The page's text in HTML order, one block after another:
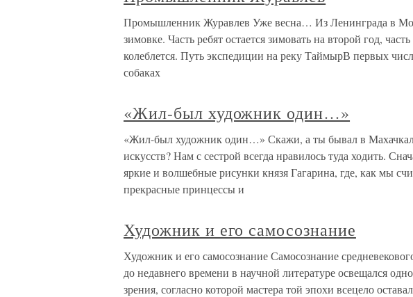
Промышленник Журавлев Уже весна… Из Ленинграда в
зимовке. Часть ребят остается зимовать на второй год,
колеблется. Путь экспедиции на реку ТаймырВ первых
собаках
«Жил-был художник один…»
«Жил-был художник один…» Скажи, а ты бывал в
искусств? Нам с сестрой всегда нравилось туда ходить.
яркие и волшебные рисунки князя Гагарина, где, как мы
прекрасные принцессы и
Художник и его самосознание
Художник и его самосознание Самосознание
до недавнего времени в научной литературе освещался
зрения, согласно которой мастера той эпохи всецело